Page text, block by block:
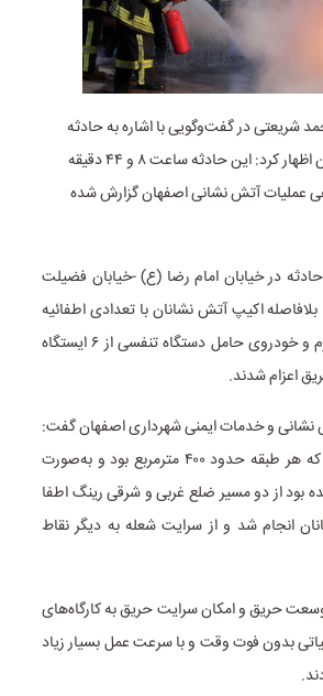
شریعتی در گفت‌وگویی با اشاره به حادثه
آتش سوزی در اصفهان اظهار کرد: این حادثه ساعت ۸ و ۴۴ دقیقه
عملیات آتش نشانی اصفهان گزارش شده
حادثه در خیابان امام رضا (ع) -خیابان فضیلت
اکیپ آتش نشانان با تعدادی اطفائیه
سنگین، خودرو پلتفورم و خودروی حامل دستگاه تنفسی از ۶ ایستگاه
اعزام شدند.
و خدمات ایمنی شهرداری اصفهان گفت:
این کارگاه در ۲ طبقه که هر طبقه حدود ۴۰۰ مترمربع بود و به‌صورت
بود از دو مسیر ضلع غربی و شرقی رینگ اطفا
انجام شد و از سرایت شعله به دیگر نقاط
حریق و امکان سرایت حریق به کارگاه‌های
بدون فوت وقت و با سرعت عمل بسیار زیاد